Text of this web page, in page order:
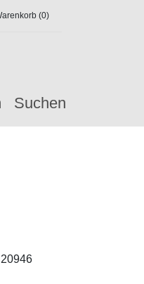
(0)
Suchen
20946